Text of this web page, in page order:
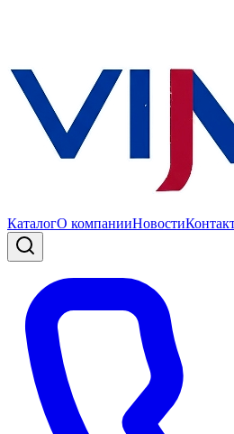
КаталогО компанииНовости